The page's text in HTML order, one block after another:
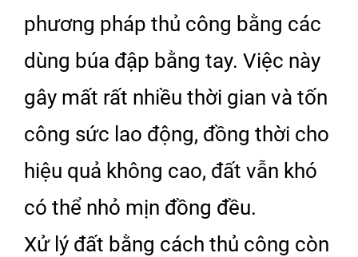
phương pháp thủ công bằng các
dùng búa đập bằng tay. Việc này
gây mất rất nhiều thời gian và tốn
công sức lao động, đồng thời cho
hiệu quả không cao, đất vẫn khó
có thể nhỏ mịn đồng đều.
Xử lý đất bằng cách thủ công còn